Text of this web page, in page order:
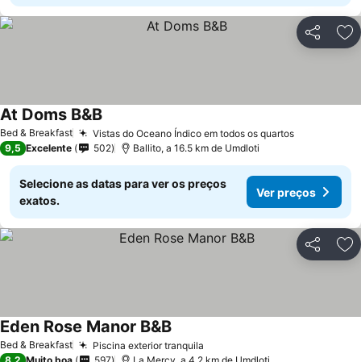
Partilhar
Bed & Breakfast Vistas do Oceano Índico em todos os quartosVer preços
At Doms B&BVer preços
9,5 Excelente 502 Ballito, a 16.5 km de Umdloti
Selecione as datas para ver os preços
exatos.
Ver preços
Partilhar
Bed & Breakfast Piscina exterior tranquila
Eden Rose Manor B&BVer preços